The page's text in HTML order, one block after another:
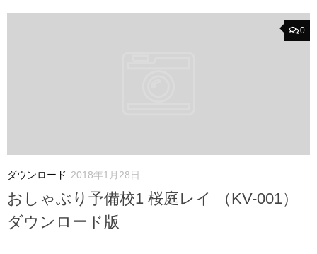
0
ダウンロード 2018年1月28日
おしゃぶり予備校1 桜庭レイ （KV-001）
ダウンロード版